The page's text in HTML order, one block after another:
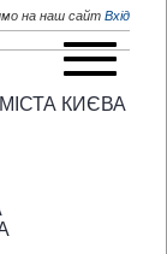
на наш сайт Вхід
КИЄВА